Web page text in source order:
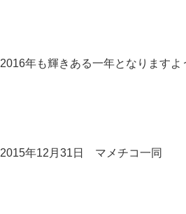
2016年も輝きある一年となりますよ
2015年12月31日 マメチコ一同